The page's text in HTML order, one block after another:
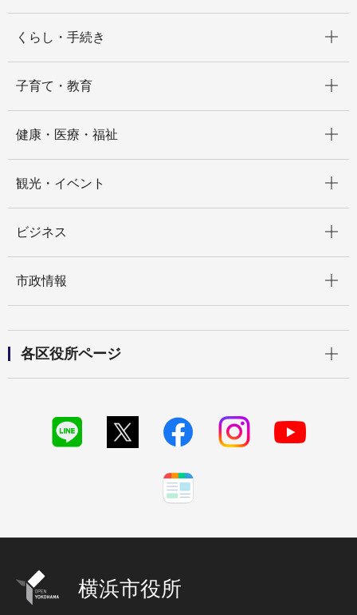
くらし・手続き
子育て・教育
健康・医療・福祉
観光・イベント
ビジネス
市政情報
各区役所ページ
横浜市役所